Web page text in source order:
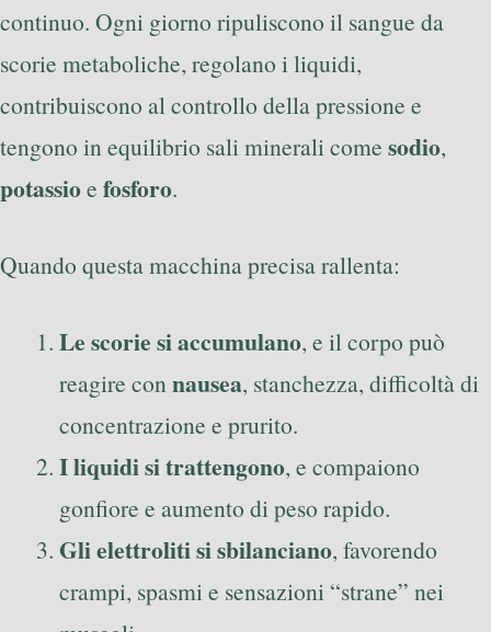
continuo. Ogni giorno ripuliscono il sangue da
scorie metaboliche, regolano i liquidi,
contribuiscono al controllo della pressione e
tengono in equilibrio sali minerali come sodio,
potassioe fosforo.
Quando questa macchina precisa rallenta:
Le scorie si accumulano, e il corpo può
reagire connausea, stanchezza, difficoltà di
concentrazione e prurito.
I liquidi si trattengono, e compaiono
gonfiore e aumento di peso rapido.
Gli elettroliti si sbilanciano, favorendo
crampi, spasmi e sensazioni “strane” nei